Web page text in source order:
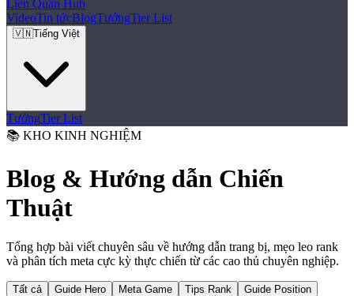
Liên Quân Hub
VideoTin tứcBlogTướngTier List
🇻🇳Tiếng Việt
TướngTier List
📚 KHO KINH NGHIỆM
Blog & Hướng dẫn Chiến
Thuật
Tổng hợp bài viết chuyên sâu về hướng dẫn trang bị, mẹo leo rank
và phân tích meta cực kỳ thực chiến từ các cao thủ chuyên nghiệp.
Tất cả Guide Hero Meta Game Tips Rank
Guide Position